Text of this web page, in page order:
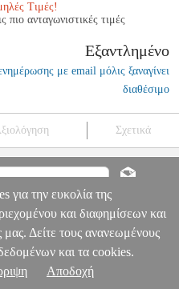
Τιμές!
ανταγωνιστικές τιμές
Εξαντλημένο
με email μόλις ξαναγίνει
διαθέσιμο
Σχετικά
HAL LEONARD ΜΟΥΣΙΚΑ
BLACK SONGBOOK -
για την ευκολία της
και διαφημίσεων και
Δείτε τους ανανεωμένους
και τα cookies.
Αποδοχή